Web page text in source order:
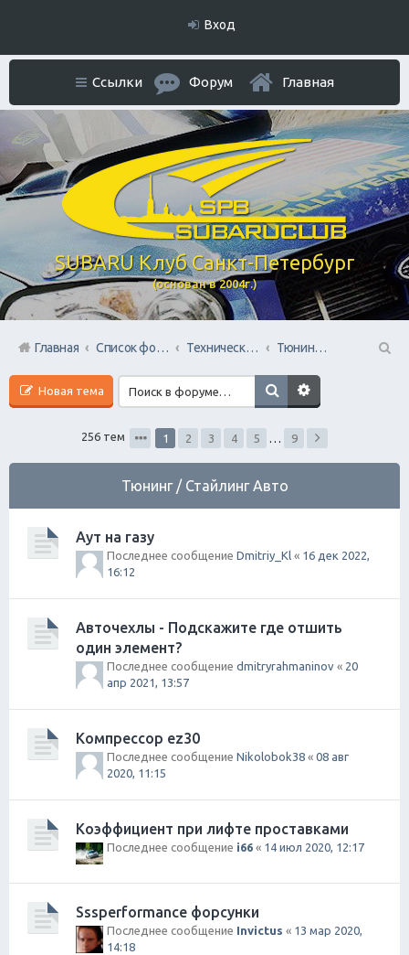
Вход
SUBARU Клуб Санкт-Петербург
(основан в 2004г.)
Ссылки Форум Главная
Главная Список форумов Технический раздел
Тюнинг / Стайлинг Авто
Новая тема
256 тем 1 2 3 4 5 9
Тюнинг / Стайлинг Авто
Аут на газу
Последнее сообщение Dmitriy_Kl « 16 дек 2022,
16:12
Авточехлы - Подскажите где отшить
один элемент?
Последнее сообщение dmitryrahmaninov « 20
апр 2021, 13:57
Компрессор ez30
Последнее сообщение Nikolobok38 « 08 авг
2020, 11:15
Коэффициент при лифте проставками
Последнее сообщение i66 « 14 июл 2020, 12:17
Sssperformance форсунки
Последнее сообщение Invictus « 13 мар 2020,
14:18